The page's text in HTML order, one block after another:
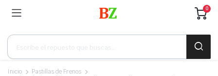
0
Búsqueda
productos
Inicio
Pastillas de Frenos